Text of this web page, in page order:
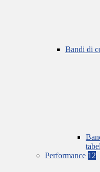
Bandi di
Performance 12